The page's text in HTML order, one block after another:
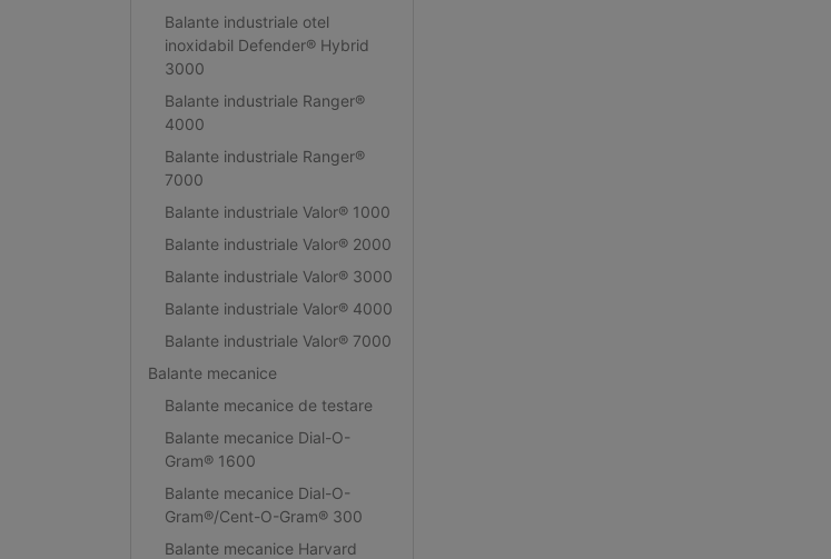
Balante industriale otel
inoxidabil Defender® Hybrid
3000
Balante industriale Ranger®
4000
Balante industriale Ranger®
7000
Balante industriale Valor® 1000
Balante industriale Valor® 2000
Balante industriale Valor® 3000
Balante industriale Valor® 4000
Balante industriale Valor® 7000
Balante mecanice
Balante mecanice de testare
Balante mecanice Dial-O-
Gram® 1600
Balante mecanice Dial-O-
Gram®/Cent-O-Gram® 300
Balante mecanice Harvard